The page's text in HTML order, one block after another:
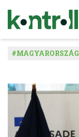
#MAGYARORSZÁG